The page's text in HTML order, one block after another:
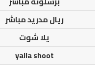
ريال مدريد مباشر
يلا شوت
yalla shoot